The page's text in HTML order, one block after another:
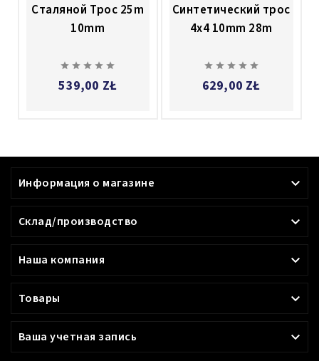
Cталяной Трос 25m
10mm
    
539,00 ZŁ
Cинтетический трос
4x4 10mm 28m
    
629,00 ZŁ
Информация о магазине 
Склад/производство 
Наша компания 
Товары 
Ваша учетная запись 